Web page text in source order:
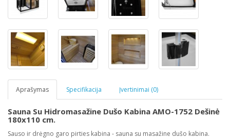
Aprašymas Specifikacija Įvertinimai (0)
Sauna Su Hidromasažine Dušo Kabina AMO-1752 Dešinė
180x110 cm.
Sauso ir drėgno garo pirties kabina - sauna su masažine dušo kabina.